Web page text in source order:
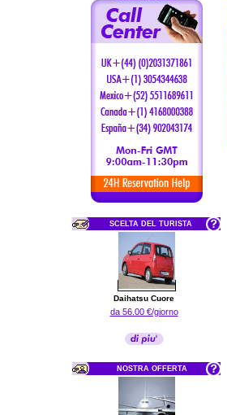
SCELTA DEL TURISTA
Daihatsu Cuore
da 56.00 €/giorno
NOSTRA OFFERTA